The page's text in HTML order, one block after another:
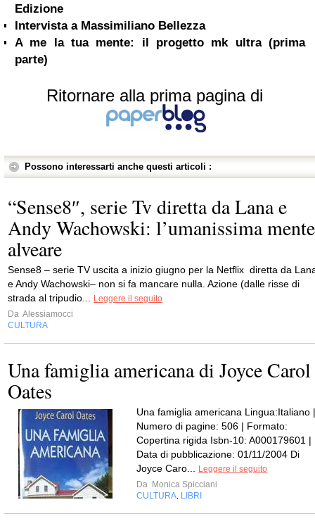
Edizione
Intervista a Massimiliano Bellezza
A me la tua mente: il progetto mk ultra (prima
parte)
Ritornare alla prima pagina di
Possono interessarti anche questi articoli :
“Sense8″, serie Tv diretta da Lana e
Andy Wachowski: l’umanissima mente
alveare
Sense8 – serie TV uscita a inizio giugno per la Netflix diretta da
e Andy Wachowski– non si fa mancare nulla. Azione (dalle risse di
strada al tripudio... Leggere il seguito
Da Alessiamocci
CULTURA
Una famiglia americana di Joyce Carol
Oates
Una famiglia americana Lingua:Italiano |
Numero di pagine: 506 | Formato:
Copertina rigida Isbn-10: A000179601 |
Data di pubblicazione: 01/11/2004 Di
Joyce Caro... Leggere il seguito
Da Monica Spicciani
CULTURA, LIBRI